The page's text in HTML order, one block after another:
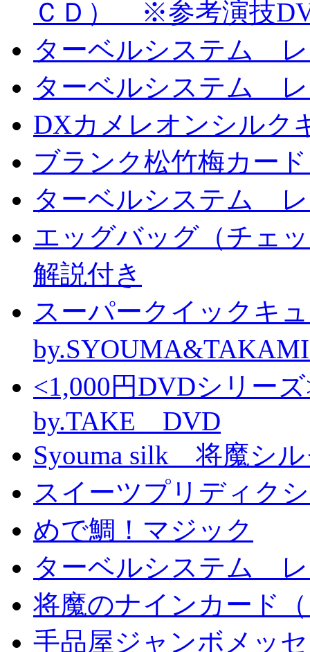
ＣＤ） ※参考演技
ターベルシステム
ターベルシステム
DXカメレオンシル
ブランク松竹梅カー
ターベルシステム
エッグバッグ（チェ
解説付き
スーパークイックキ
<1,000円DVDシリ
by.TAKE DVD
Syouma silk 将魔シ
スイーツプリディク
めで鯛！マジック
ターベルシステム
将魔のナインカード
手品屋ジャンボメッ